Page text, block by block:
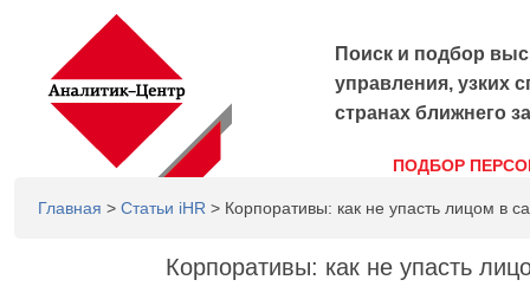
Поиск и подбор
управления, узких
странах ближнего
ПОДБОР
Главная > Статьи iHR > Корпоративы: как не упасть лицом в
Корпоративы: как не упасть